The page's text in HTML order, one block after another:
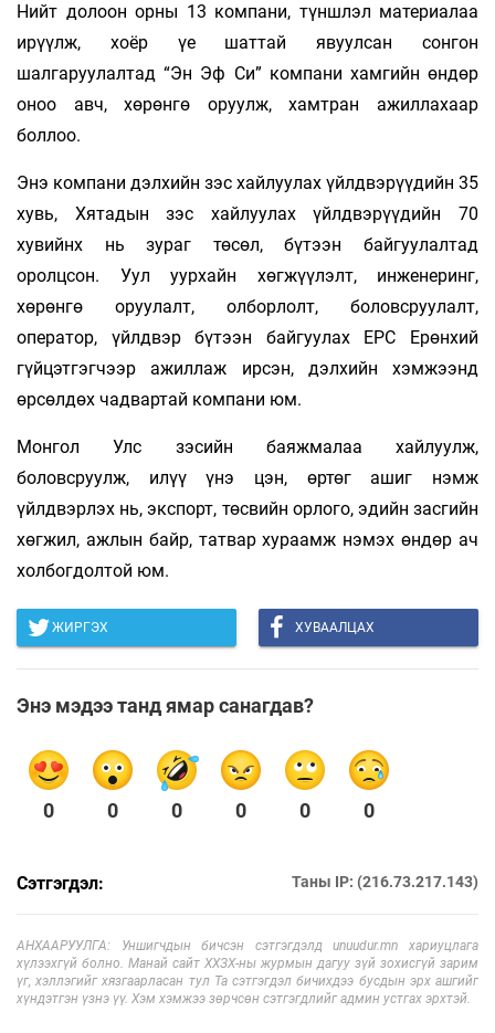
Нийт долоон орны 13 компани, түншлэл материалаа
ирүүлж, хоёр үе шаттай явуулсан сонгон
шалгаруулалтад “Эн Эф Си” компани хамгийн өндөр
оноо авч, хөрөнгө оруулж, хамтран ажиллахаар
боллоо.
Энэ компани дэлхийн зэс хайлуулах үйлдвэрүүдийн 35
хувь, Хятадын зэс хайлуулах үйлдвэрүүдийн 70
хувийнх нь зураг төсөл, бүтээн байгуулалтад
оролцсон. Уул уурхайн хөгжүүлэлт, инженеринг,
хөрөнгө оруулалт, олборлолт, боловсруулалт,
оператор, үйлдвэр бүтээн байгуулах EPC Ерөнхий
гүйцэтгэгчээр ажиллаж ирсэн, дэлхийн хэмжээнд
өрсөлдөх чадвартай компани юм.
Монгол Улс зэсийн баяжмалаа хайлуулж,
боловсруулж, илүү үнэ цэн, өртөг ашиг нэмж
үйлдвэрлэх нь, экспорт, төсвийн орлого, эдийн засгийн
хөгжил, ажлын байр, татвар хураамж нэмэх өндөр ач
холбогдолтой юм.
ЖИРГЭХ ХУВААЛЦАХ
Энэ мэдээ танд ямар санагдав?
0 0 0 0 0 0
Сэтгэгдэл: Таны IP: (216.73.217.143)
АНХААРУУЛГА: Уншигчдын бичсэн сэтгэгдэлд unuudur.mn хариуцлага
хүлээхгүй болно. Манай сайт ХХЗХ-ны журмын дагуу зүй зохисгүй зарим
үг, хэллэгийг хязгаарласан тул Та сэтгэгдэл бичихдээ бусдын эрх ашгийг
хүндэтгэн үзнэ үү. Хэм хэмжээ зөрчсөн сэтгэгдлийг админ устгах эрхтэй.